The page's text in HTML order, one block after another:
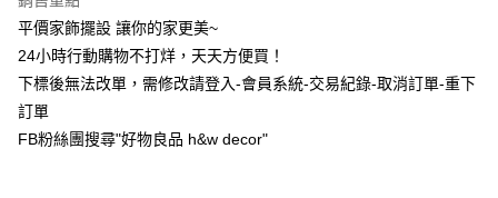
台灣樂天信用卡公司
AFTEE先享後付
相關說明
【關於「AFTEE先享後付」】
AFTEE先享後付是「在收到商品之後才付款」的支付方式。 讓您購物簡單
便利好安心！
１．簡單：不需註冊會員、不需綁卡、不需儲值。
運送方式
平價家飾擺設 讓你的家更美~
24小時行動購物不打烊，天天方便買！
下標後無法改單，需修改請登入-會員系統-交易紀錄-取消訂單-重下
訂單
FB粉絲團搜尋"好物良品 h&w decor"